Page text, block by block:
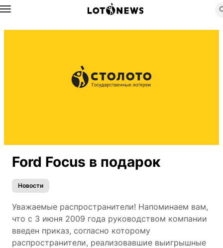
Назад
Ford Focus в подарок
Новости
Уважаемые распространители! Напоминаем вам,
что с 3 июня 2009 года руководством компании
введен приказ, согласно которому
распространители, реализовавшие выигрышные